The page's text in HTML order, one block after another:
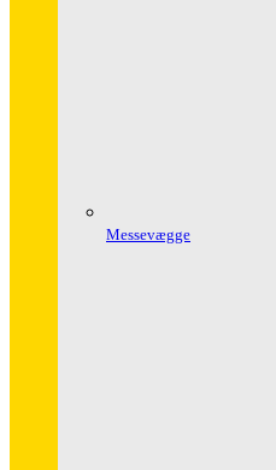
Messevægge